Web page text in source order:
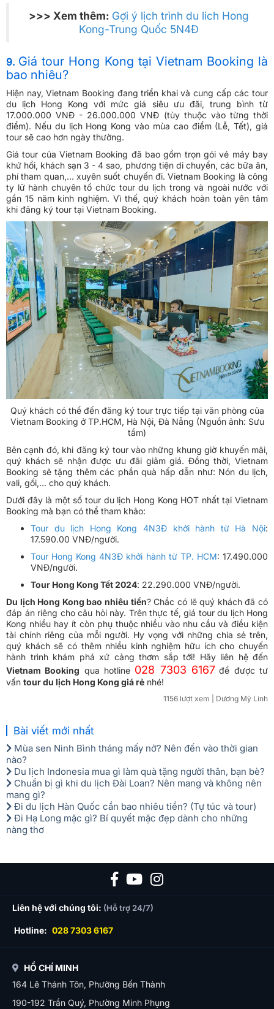
>>> Xem thêm: Gợi ý lịch trình du lich Hong
Kong-Trung Quốc 5N4Đ
9. Giá tour Hong Kong tại Vietnam Booking là
bao nhiêu?
Hiện nay, Vietnam Booking đang triển khai và cung cấp các tour
du lịch Hong Kong với mức giá siêu ưu đãi, trung bình từ
17.000.000 VNĐ - 26.000.000 VNĐ (tùy thuộc vào từng thời
điểm). Nếu du lịch Hong Kong vào mùa cao điểm (Lễ, Tết), giá
tour sẽ cao hơn ngày thường.
Giá tour của Vietnam Booking đã bao gồm trọn gói vé máy bay
khứ hồi, khách sạn 3 - 4 sao, phương tiện di chuyển, các bữa ăn,
phí tham quan,... xuyên suốt chuyến đi. Vietnam Booking là công
ty lữ hành chuyên tổ chức tour du lịch trong và ngoài nước với
gần 15 năm kinh nghiệm. Vì thế, quý khách hoàn toàn yên tâm
khi đăng ký tour tại Vietnam Booking.
Quý khách có thể đến đăng ký tour trực tiếp tại văn phòng của
Vietnam Booking ở TP.HCM, Hà Nội, Đà Nẵng (Nguồn ảnh: Sưu
tầm)
Bên cạnh đó, khi đăng ký tour vào những khung giờ khuyến mãi,
quý khách sẽ nhận được ưu đãi giảm giá. Đồng thời, Vietnam
Booking sẽ tặng thêm các phần quà hấp dẫn như: Nón du lịch,
vali, gối,... cho quý khách.
Dưới đây là một số tour du lịch Hong Kong HOT nhất tại Vietnam
Booking mà bạn có thể tham khảo:
Tour du lịch Hong Kong 4N3Đ khởi hành từ Hà Nội:
17.590.00 VNĐ/người.
Tour Hong Kong 4N3Đ khởi hành từ TP. HCM: 17.490.000
VNĐ/người.
Tour Hong Kong Tết 2024: 22.290.000 VNĐ/người.
Du lịch Hong Kong bao nhiêu tiền? Chắc có lẽ quý khách đã có
đáp án riêng cho câu hỏi này. Trên thực tế, giá tour du lịch Hong
Kong nhiều hay ít còn phụ thuộc nhiều vào nhu cầu và điều kiện
tài chính riêng của mỗi người. Hy vọng với những chia sẻ trên,
quý khách sẽ có thêm nhiều kinh nghiệm hữu ích cho chuyến
hành trình khám phá xứ cảng thơm sắp tới! Hãy liên hệ đến
Vietnam Booking qua hotline 028 7303 6167 để được tư
vấn tour du lịch Hong Kong giá rẻ nhé!
1156 lượt xem | Dương Mỹ Linh
Bài viết mới nhất
Mùa sen Ninh Bình tháng mấy nở? Nên đến vào thời gian
nào?
Du lịch Indonesia mua gì làm quà tặng người thân, bạn bè?
Chuẩn bị gì khi du lịch Đài Loan? Nên mang và không nên
mang gì?
Đi du lịch Hàn Quốc cần bao nhiêu tiền? (Tự túc và tour)
Đi Hạ Long mặc gì? Bí quyết mặc đẹp dành cho những
nàng thơ
Liên hệ với chúng tôi: (Hỗ trợ 24/7)
Hotline: 028 7303 6167
HỒ CHÍ MINH
164 Lê Thánh Tôn, Phường Bến Thành
190-192 Trần Quý, Phường Minh Phụng